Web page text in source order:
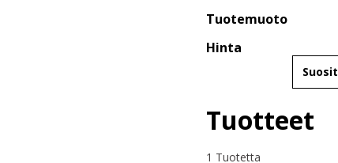
Tuotemuoto
Hinta
Järjestä
Tuotteet
1 Tuotetta